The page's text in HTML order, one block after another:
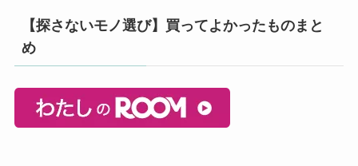
【探さないモノ選び】買ってよかったものまと
め